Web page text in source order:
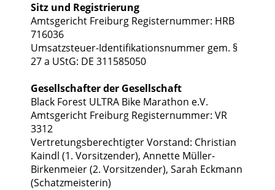
Sitz und Registrierung
Amtsgericht Freiburg Registernummer: HRB
716036
Umsatzsteuer-Identifikationsnummer gem. §
27 a UStG: DE 311585050
Gesellschafter der Gesellschaft
Black Forest ULTRA Bike Marathon e.V.
Amtsgericht Freiburg Registernummer: VR
3312
Vertretungsberechtigter Vorstand: Christian
Kaindl (1. Vorsitzender), Annette Müller-
Birkenmeier (2. Vorsitzender), Sarah Eckmann
(Schatzmeisterin)